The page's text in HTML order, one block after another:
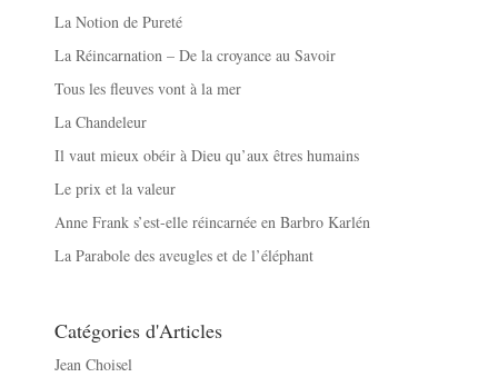
La Notion de Pureté
La Réincarnation – De la croyance au Savoir
Tous les fleuves vont à la mer
La Chandeleur
Il vaut mieux obéir à Dieu qu’aux êtres humains
Le prix et la valeur
Anne Frank s’est-elle réincarnée en Barbro Karlén
La Parabole des aveugles et de l’éléphant
Catégories d'Articles
Jean Choisel